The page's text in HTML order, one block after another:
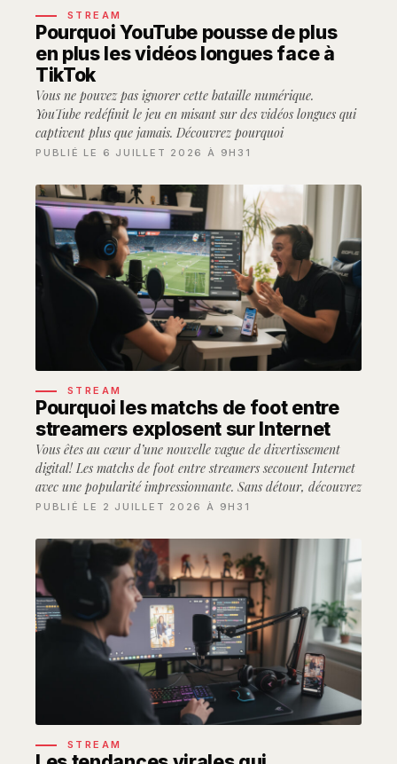
STREAM
Pourquoi YouTube pousse de plus
en plus les vidéos longues face à
TikTok
Vous ne pouvez pas ignorer cette bataille numérique.
YouTube redéfinit le jeu en misant sur des vidéos longues qui
captivent plus que jamais. Découvrez pourquoi
PUBLIÉ LE 6 JUILLET 2026 À 9H31
STREAM
Pourquoi les matchs de foot entre
streamers explosent sur Internet
Vous êtes au cœur d’une nouvelle vague de divertissement
digital! Les matchs de foot entre streamers secouent Internet
avec une popularité impressionnante. Sans détour, découvrez
PUBLIÉ LE 2 JUILLET 2026 À 9H31
STREAM